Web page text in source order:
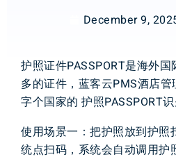
December 9,
护照证件PASSPORT是海外国
多的证件 ， 蓝客云PMS酒店管
字个国家的 护照PASSPORT
使用场景一 ： 把护照放到护照
统点扫码 ， 系统会自动调用护